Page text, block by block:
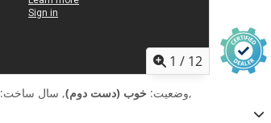
1 / 12
وضعیت: خوب (دست دوم), سال ساخت: ,